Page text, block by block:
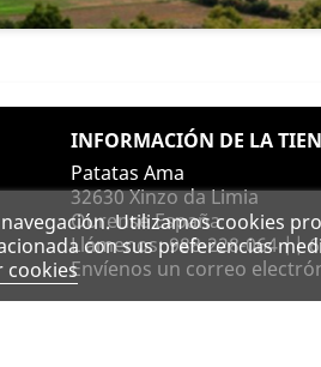
Utilizamos cookies
con sus preferencias
cookies
INFORMACIÓN DE LA
Patatas Ama
32630 Xinzo da Limia
Ourense España
Llámenos:988-228-064 ||
Envíenos un correo